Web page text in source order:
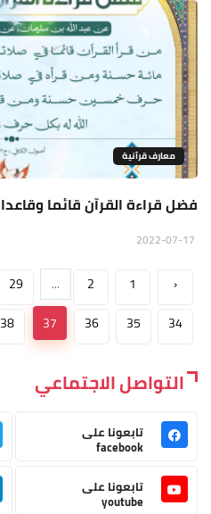
معارف قرآنية
فضل قراءة القرآن قائما وقاعدا
‹
1
2
...
29
34
35
36
37
38
التواصل الاجتماعي
تابعونا على
facebook
تابعونا على
youtube